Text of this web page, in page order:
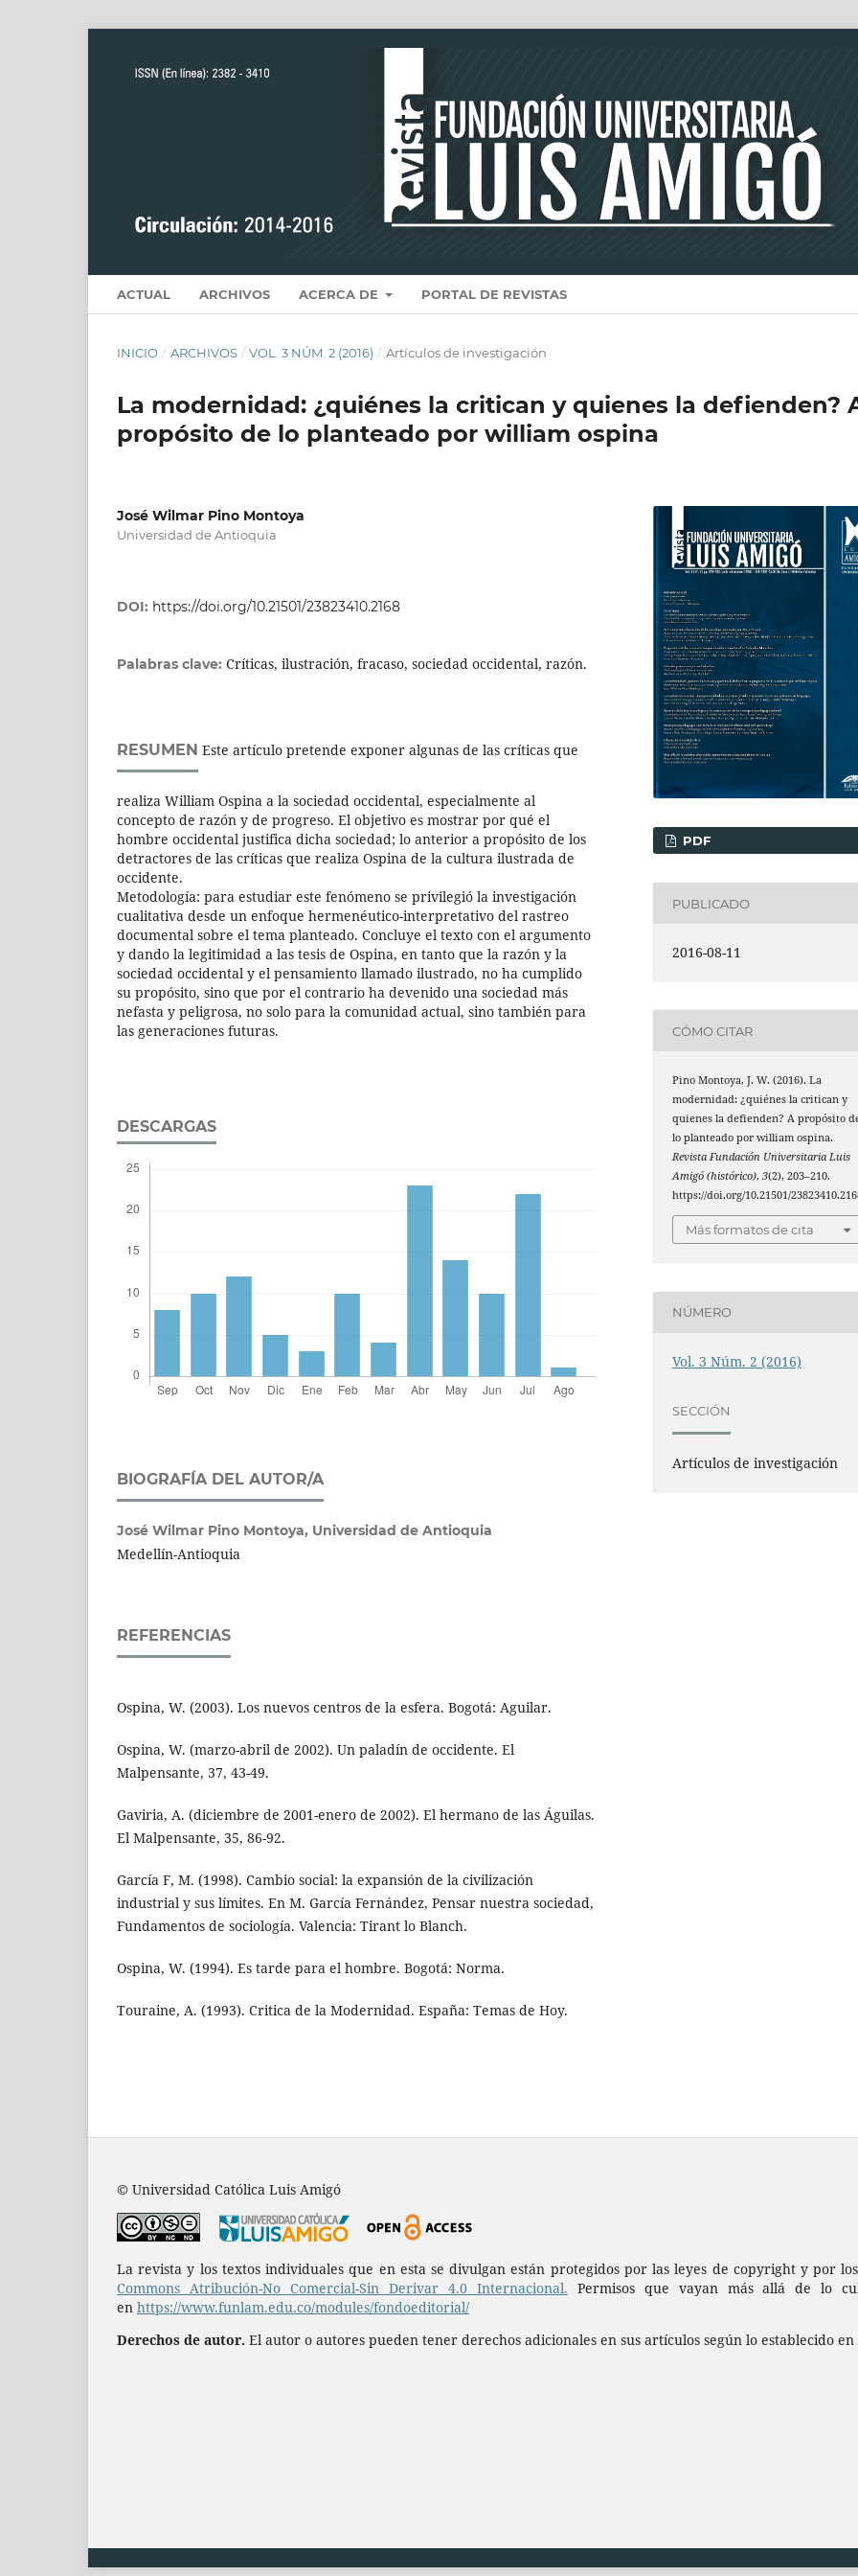
ACTUAL ARCHIVOS ACERCA DE PORTAL DE REVISTAS
INICIO / ARCHIVOS / VOL. 3 NÚM. 2 (2016) / Artículos de investigación
La modernidad: ¿quiénes la critican y quienes la defienden?
propósito de lo planteado por william ospina
José Wilmar Pino Montoya
Universidad de Antioquia
DOI: https://doi.org/10.21501/23823410.2168
Palabras clave: Críticas, ilustración, fracaso, sociedad occidental, razón.
RESUMEN Este artículo pretende exponer algunas de las críticas que
realiza William Ospina a la sociedad occidental, especialmente al
concepto de razón y de progreso. El objetivo es mostrar por qué el
hombre occidental justifica dicha sociedad; lo anterior a propósito de los
detractores de las críticas que realiza Ospina de la cultura ilustrada de
occidente.
Metodología: para estudiar este fenómeno se privilegió la investigación
cualitativa desde un enfoque hermenéutico-interpretativo del rastreo
documental sobre el tema planteado. Concluye el texto con el argumento
y dando la legitimidad a las tesis de Ospina, en tanto que la razón y la
sociedad occidental y el pensamiento llamado ilustrado, no ha cumplido
su propósito, sino que por el contrario ha devenido una sociedad más
nefasta y peligrosa, no solo para la comunidad actual, sino también para
las generaciones futuras.
DESCARGAS
BIOGRAFÍA DEL AUTOR/A
José Wilmar Pino Montoya, Universidad de Antioquia
Medellín-Antioquia
REFERENCIAS
Ospina, W. (2003). Los nuevos centros de la esfera. Bogotá: Aguilar.
Ospina, W. (marzo-abril de 2002). Un paladín de occidente. El
Malpensante, 37, 43-49.
Gaviria, A. (diciembre de 2001-enero de 2002). El hermano de las Águilas.
El Malpensante, 35, 86-92.
García F, M. (1998). Cambio social: la expansión de la civilización
industrial y sus límites. En M. García Fernández, Pensar nuestra sociedad,
Fundamentos de sociología. Valencia: Tirant lo Blanch.
Ospina, W. (1994). Es tarde para el hombre. Bogotá: Norma.
Touraine, A. (1993). Critica de la Modernidad. España: Temas de Hoy.
PDF
PUBLICADO
2016-08-11
CÓMO CITAR
Pino Montoya, J. W. (2016). La
modernidad: ¿quiénes la critican y
quienes la defienden? A propósito
lo planteado por william ospina.
Revista Fundación Universitaria Luis
Amigó (histórico),3(2), 203–210.
https://doi.org/10.21501/
Más formatos de cita
NÚMERO
Vol. 3 Núm. 2 (2016)
SECCIÓN
Artículos de investigación
© Universidad Católica Luis Amigó
La revista y los textos individuales que en esta se divulgan están protegidos por las leyes de copyright y por
Commons Atribución-No Comercial-Sin Derivar 4.0 Internacional. Permisos que vayan más allá de lo
en https://www.funlam.edu.co/modules/fondoeditorial/
Derechos de autor. El autor o autores pueden tener derechos adicionales en sus artículos según lo establecido